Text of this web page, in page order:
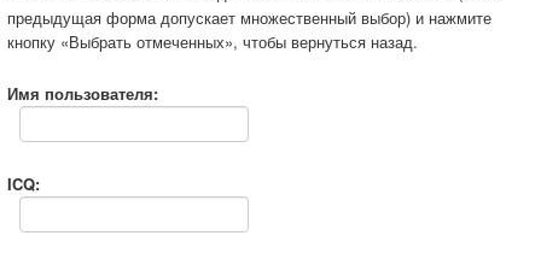
предыдущая форма допускает множественный выбор) и нажмите
кнопку «Выбрать отмеченных», чтобы вернуться назад.
Имя пользователя:
ICQ: